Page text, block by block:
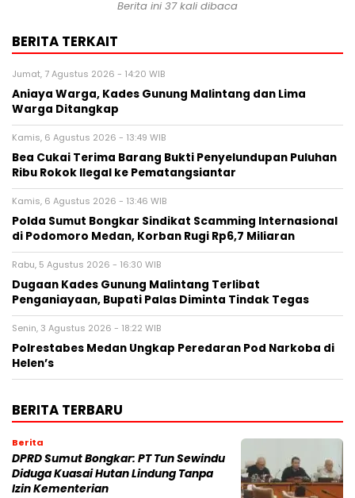
Berita ini 37 kali dibaca
BERITA TERKAIT
Jumat, 7 Agustus 2026 - 14:20 WIB
Aniaya Warga, Kades Gunung Malintang dan Lima
Warga Ditangkap
Kamis, 6 Agustus 2026 - 13:49 WIB
Bea Cukai Terima Barang Bukti Penyelundupan Puluhan
Ribu Rokok Ilegal ke Pematangsiantar
Kamis, 6 Agustus 2026 - 13:46 WIB
Polda Sumut Bongkar Sindikat Scamming Internasional
di Podomoro Medan, Korban Rugi Rp6,7 Miliaran
Rabu, 5 Agustus 2026 - 16:30 WIB
Dugaan Kades Gunung Malintang Terlibat
Penganiayaan, Bupati Palas Diminta Tindak Tegas
Senin, 3 Agustus 2026 - 18:22 WIB
Polrestabes Medan Ungkap Peredaran Pod Narkoba di
Helen’s
BERITA TERBARU
Berita
DPRD Sumut Bongkar: PT Tun Sewindu
Diduga Kuasai Hutan Lindung Tanpa
Izin Kementerian